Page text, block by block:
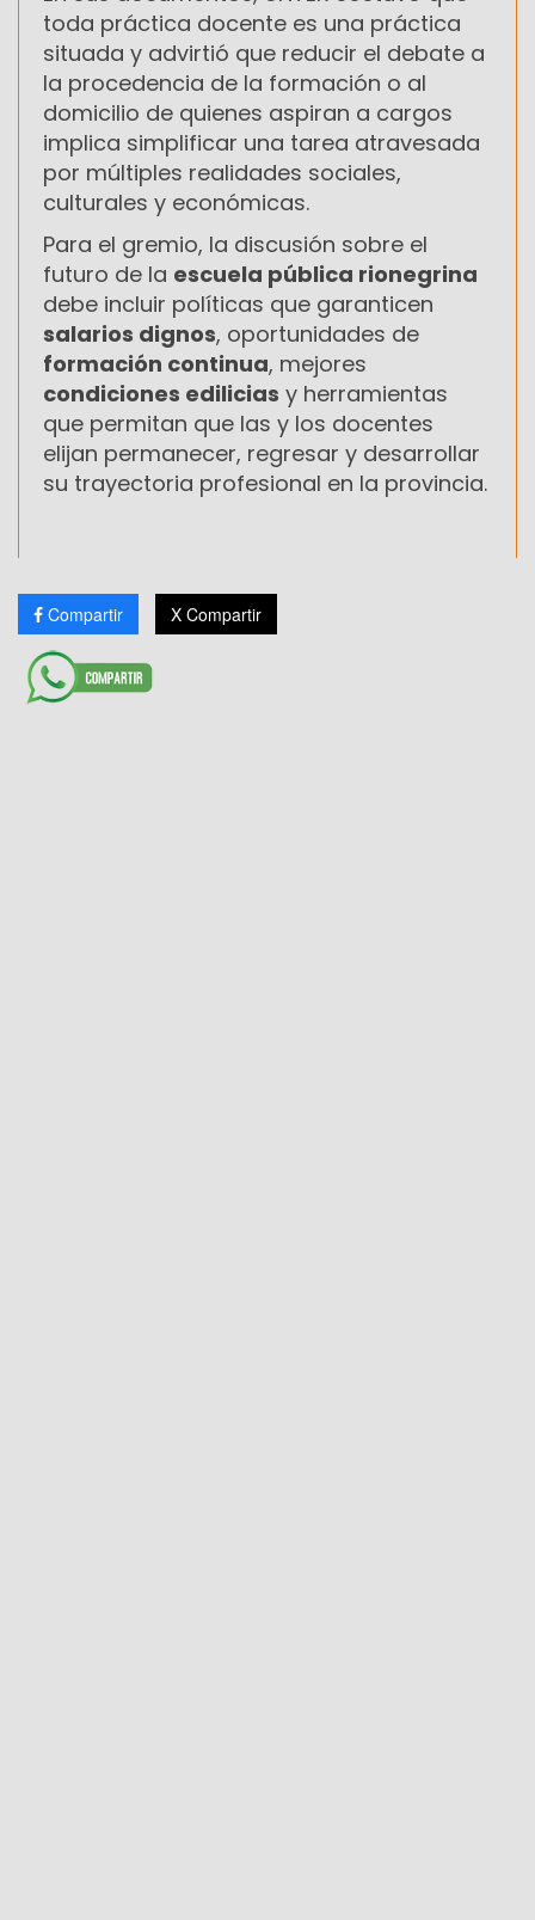
toda práctica docente es una práctica
situada y advirtió que reducir el debate a
la procedencia de la formación o al
domicilio de quienes aspiran a cargos
implica simplificar una tarea atravesada
por múltiples realidades sociales,
culturales y económicas.
Para el gremio, la discusión sobre el
futuro de la escuela pública rionegrina
debe incluir políticas que garanticen
salarios dignos, oportunidades de
formación continua, mejores
condiciones edilicias y herramientas
que permitan que las y los docentes
elijan permanecer, regresar y desarrollar
su trayectoria profesional en la provincia.
Compartir X Compartir